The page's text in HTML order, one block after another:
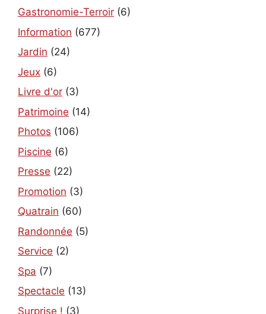
Gastronomie-Terroir (6)
Information (677)
Jardin (24)
Jeux (6)
Livre d'or (3)
Patrimoine (14)
Photos (106)
Piscine (6)
Presse (22)
Promotion (3)
Quatrain (60)
Randonnée (5)
Service (2)
Spa (7)
Spectacle (13)
Surprise ! (3)